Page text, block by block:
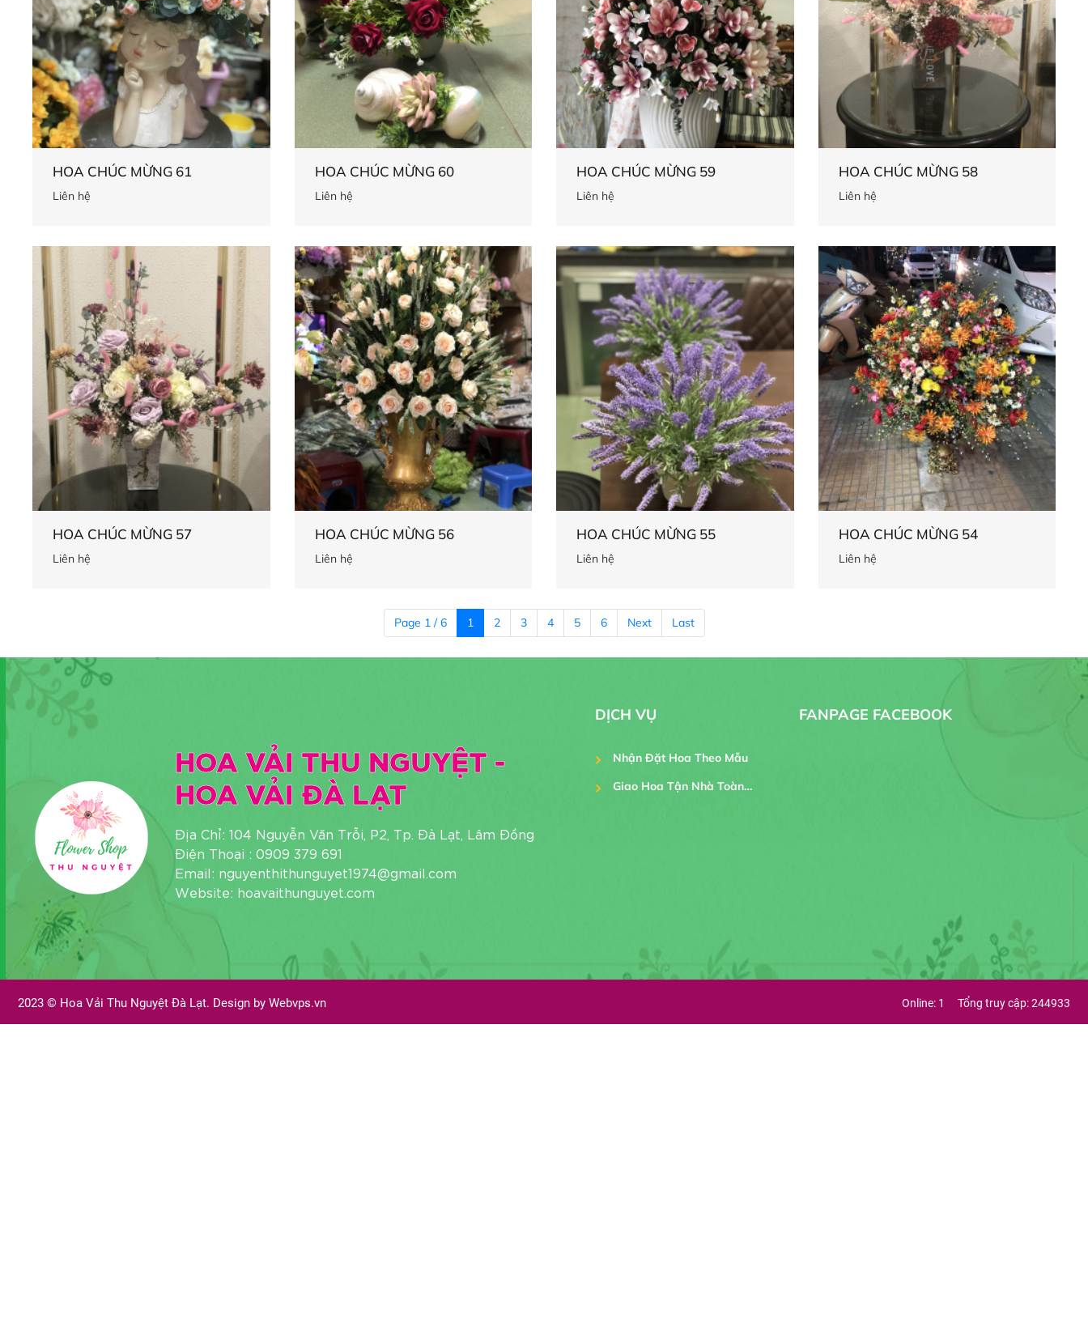
HOA CHÚC MỪNG 61
Liên hệ
HOA CHÚC MỪNG 60
Liên hệ
HOA CHÚC MỪNG 59
Liên hệ
HOA CHÚC MỪNG 58
Liên hệ
HOA CHÚC MỪNG 57
Liên hệ
HOA CHÚC MỪNG 56
Liên hệ
HOA CHÚC MỪNG 55
Liên hệ
HOA CHÚC MỪNG 54
Liên hệ
Page 1 / 6 1 2 3 4 5 6 Next Last
HOA VẢI THU NGUYỆT -
HOA VẢI ĐÀ LẠT
Địa Chỉ: 104 Nguyễn Văn Trỗi, P2, Tp. Đà Lạt, Lâm Đồng
Điện Thoại : 0909 379 691
Email: nguyenthithunguyet1974@gmail.com
Website: hoavaithunguyet.com
DỊCH VỤ
Nhận Đặt Hoa Theo Mẫu
Giao Hoa Tận Nhà Toàn
FANPAGE FACEBOOK
2023 © Hoa Vải Thu Nguyệt Đà Lạt. Design by Webvps.vn Online: 1 Tổng truy cập: 244933